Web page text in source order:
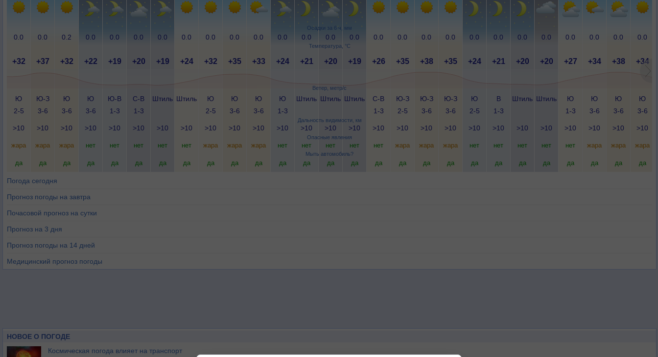
Осадки за 6 ч, мм
Температура, °C
Ветер, метр/с
Дальность видимости, км
Опасные явления
Мыть автомобиль?
0.0 0.0 0.2 0.0 0.0 0.0 0.0 0.0 0.0 0.0 0.0 0.0 0.0 0.0 0.0 0.0 0.0 0.0 0.0 0.0 0.0 0.0 0.0 0.0 0.0 0.0 0.0
+32 +37 +32 +22 +19 +20 +19 +24 +32 +35 +33 +24 +21 +20 +19 +26 +35 +38 +35 +24 +21 +20 +20 +27 +34 +38 +34
Ю
2-5
Ю-З
3-6
Ю
3-6
Ю
3-6
Ю-В
1-3
С-В
1-3
Штиль Штиль
Ю
2-5
Ю
3-6
Ю
3-6
Ю
1-3
Штиль Штиль Штиль
С-В
1-3
Ю-З
2-5
Ю-З
3-6
Ю-З
3-6
Ю
2-5
В
1-3
Штиль Штиль
Ю
1-3
Ю
3-6
Ю
3-6
Ю
3-6
>10 >10 >10 >10 >10 >10 >10 >10 >10 >10 >10 >10 >10 >10 >10 >10 >10 >10 >10 >10 >10 >10 >10 >10 >10 >10 >10
жара жара жара нет нет нет нет нет жара жара жара нет нет нет нет нет жара жара жара нет нет нет нет нет жара жара жара
да да да да да да да да да да да да да да да да да да да да да да да да да да да
Погода сегодня
Прогноз погоды на завтра
Почасовой прогноз на сутки
Прогноз на 3 дня
Прогноз погоды на 14 дней
Медицинский прогноз погоды
НОВОЕ О ПОГОДЕ
Космическая погода влияет на транспорт